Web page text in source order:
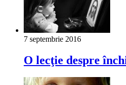
7 septembrie 2016
O lecţie despre